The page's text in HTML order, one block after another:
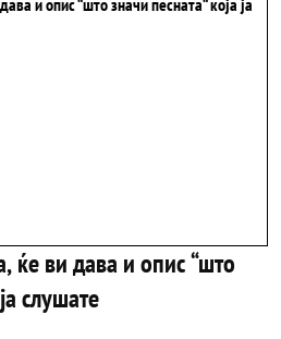
ќе ви дава и опис “што
слушате